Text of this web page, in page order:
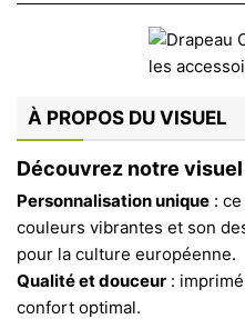
À PROPOS DU VISUEL
Découvrez notre
Personnalisation unique :
couleurs vibrantes et son
pour la culture européenne.
Qualité et douceur :
confort optimal.